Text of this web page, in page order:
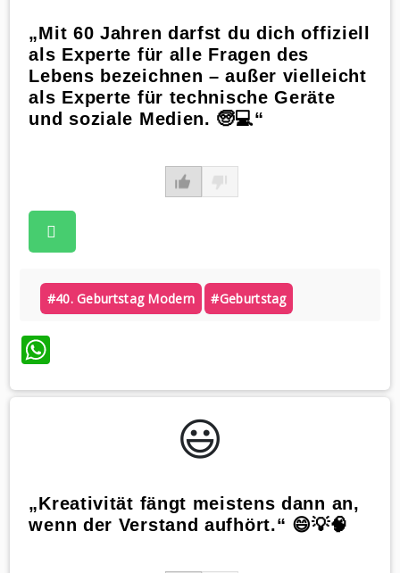
„Mit 60 Jahren darfst du dich offiziell
als Experte für alle Fragen des
Lebens bezeichnen – außer vielleicht
als Experte für technische Geräte
und soziale Medien. 🧓💻“
#40. Geburtstag Modern #geburtstag
WhatsApp
😃️
„Kreativität fängt meistens dann an,
wenn der Verstand aufhört.“ 😄💡🧠